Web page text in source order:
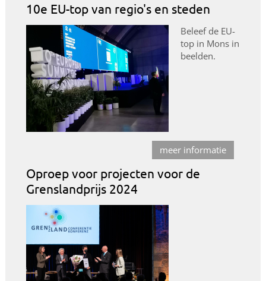
10e EU-top van regio's en steden
Beleef de EU-
top in Mons in
beelden.
meer informatie
Oproep voor projecten voor de
Grenslandprijs 2024